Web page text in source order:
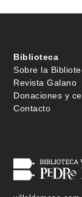
Biblioteca
Sobre la
Revista Galano
Donaciones y
Contacto